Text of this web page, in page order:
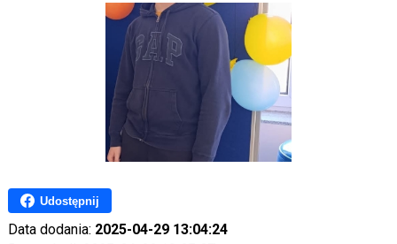
Udostępnij
Data dodania: 2025-04-29 13:04:24